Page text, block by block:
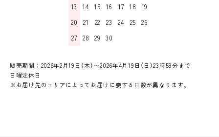
13
14 15 16 17 18
19
20
21 22 23 24 25
26
27
28 29 30
販売期間：2026年2月19日（木）〜2026年4月19日（日）23時59分まで
日曜定休日
※お届け先のエリアによってお届けに要する日数が異なります。